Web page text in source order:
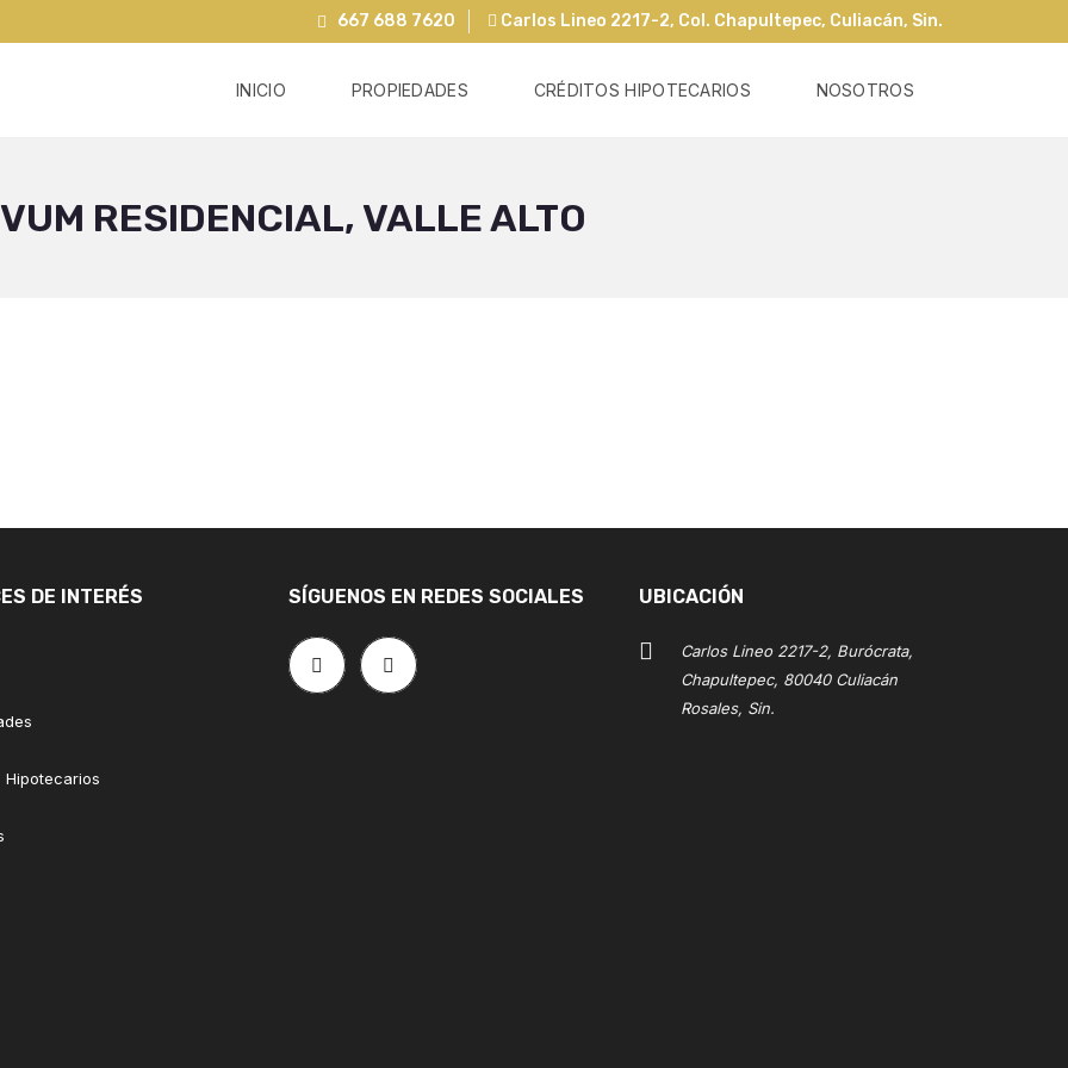
667 688 7620 Carlos Lineo 2217-2, Col. Chapultepec, Culiacán, Sin.
INICIO PROPIEDADES CRÉDITOS HIPOTECARIOS NOSOTROS
RESIDENCIAL, VALLE ALTO
DE INTERÉS
Hipotecarios
SÍGUENOS EN REDES SOCIALES UBICACIÓN
Carlos Lineo 2217-2, Burócrata,
Chapultepec, 80040 Culiacán
Rosales, Sin.